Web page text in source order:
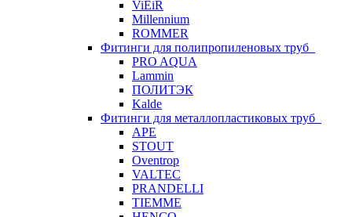
ViEiR
Millennium
ROMMER
Фитинги для полипропиленовых труб
PRO AQUA
Lammin
ПОЛИТЭК
Kalde
Фитинги для металлопластиковых труб
APE
STOUT
Oventrop
VALTEC
PRANDELLI
TIEMME